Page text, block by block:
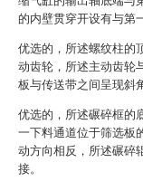
的内壁贯穿开设有与第
优选的，所述螺纹柱的
动齿轮，所述主动齿轮
板与传送带之间呈现斜
优选的，所述碾碎框的
一下料通道位于筛选板
动方向相反，所述碾碎
接。